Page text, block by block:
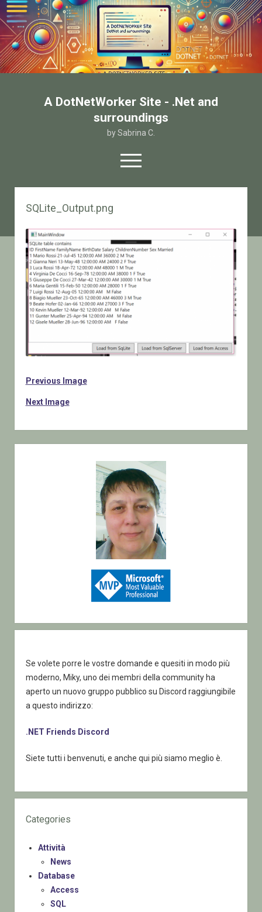
A DotNetWorker Site - .Net and
surroundings
by Sabrina C.
open
menu
twitterfacebook
email-form
Chi sono
Contatto
SQLite_Output.png
Previous Image
Next Image
Se volete porre le vostre domande e quesiti in modo più
moderno, Miky, uno dei membri della community ha
aperto un nuovo gruppo pubblico su Discord raggiungibile
a questo indirizzo:
.NET Friends Discord
Siete tutti i benvenuti, e anche qui più siamo meglio è.
Categories
Attività
News
Database
Access
SQL